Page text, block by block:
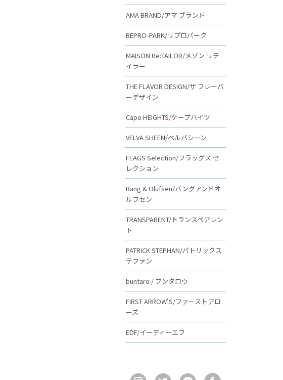
AMA BRAND/アマ ブランド
REPRO-PARK/リプロパーク
MAISON Re:TAILOR/メゾン リテ
イラー
THE FLAVOR DESIGN/ザ フレーバ
ーデザイン
Cape HEIGHTS/ケープハイツ
VELVA SHEEN/ベルバシーン
FLAGS Selection/フラッグス セ
レクション
Bang & Olufsen/バングアンドオ
ルフセン
TRANSPARENT/トランスペアレン
ト
PATRICK STEPHAN/パトリックス
テファン
buntaro / ブンタロウ
FIRST ARROW'S/ファーストアロ
ーズ
EDF/イーディーエフ